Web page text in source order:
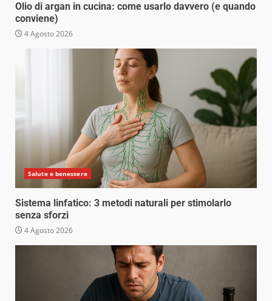
Olio di argan in cucina: come usarlo davvero (e quando
conviene)
4 Agosto 2026
Salute e benessere
Sistema linfatico: 3 metodi naturali per stimolarlo
senza sforzi
4 Agosto 2026